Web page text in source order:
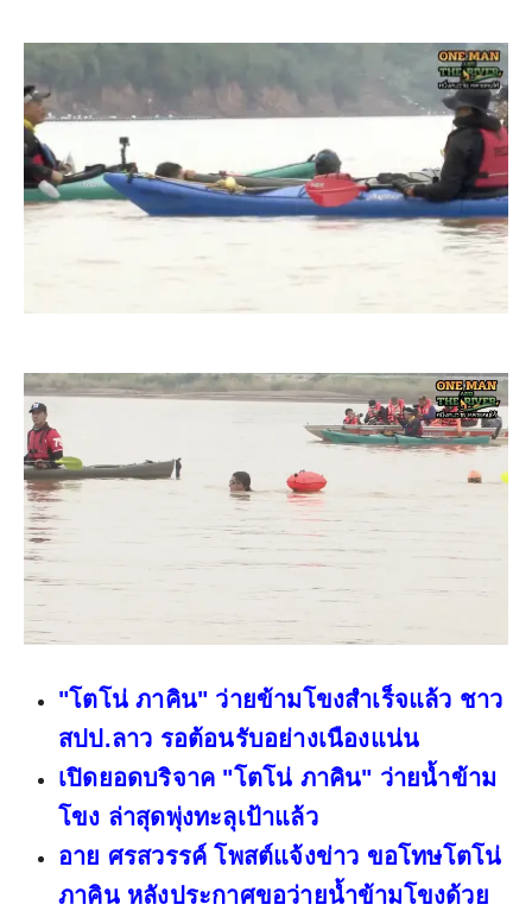
"โตโน่ ภาคิน" ว่ายข้ามโขงสำเร็จแล้ว ชาว
สปป.ลาว รอต้อนรับอย่างเนืองแน่น
เปิดยอดบริจาค "โตโน่ ภาคิน" ว่ายน้ำข้าม
โขง ล่าสุดพุ่งทะลุเป้าแล้ว
อาย ศรสวรรค์ โพสต์แจ้งข่าว ขอโทษโตโน่
ภาคิน หลังประกาศขอว่ายน้ำข้ามโขงด้วย